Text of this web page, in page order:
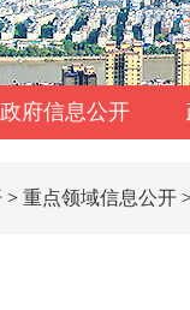
政府信息公开
> 重点领域信息公开